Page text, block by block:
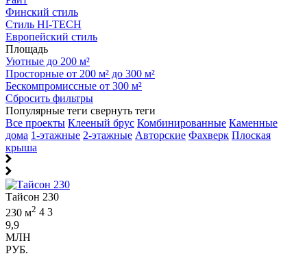
Финский стиль
Стиль HI-TECH
Европейский стиль
Площадь
Уютные до 200 м²
Просторные от 200 м² до 300 м²
Бескомпромиссные от 300 м²
Сбросить фильтры
Популярные теги свернуть теги
Все проекты Клееный брус Комбинированные Каменные
дома 1-этажные 2-этажные Авторские Фахверк Плоская
крыша
Тайсон 230
230 м2 4 3
9,9
МЛН
РУБ.